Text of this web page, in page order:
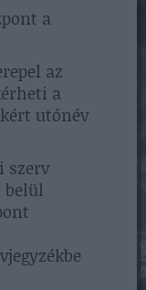
a
az
a
utónév
szerv
belül